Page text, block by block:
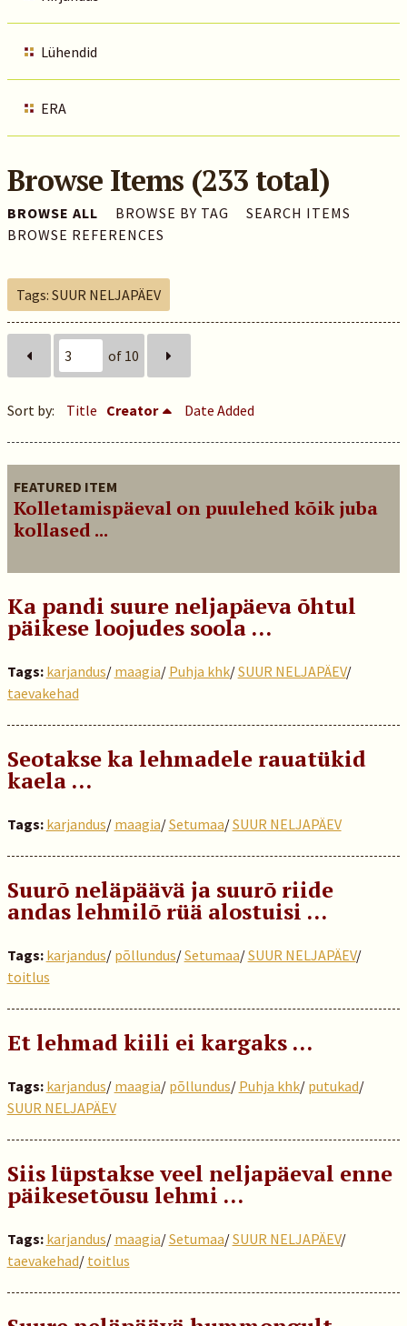
Lühendid
ERA
Browse Items (233 total)
BROWSE ALL BROWSE BY TAG
SEARCH ITEMS
BROWSE REFERENCES
Tags: SUUR NELJAPÄEV
of 10
Sort by: Title Creator Date Added
FEATURED ITEM
Kolletamispäeval on puulehed kõik juba
kollased ...
Ka pandi suure neljapäeva õhtul
päikese loojudes soola …
Tags: karjandus/ maagia/ Puhja khk/SUUR NELJAPÄEV/
taevakehad
Seotakse ka lehmadele rauatükid
kaela …
Tags: karjandus/ maagia/Setumaa/SUUR NELJAPÄEV
Suurõ neläpäävä ja suurõ riide
andas lehmilõ rüä alostuisi …
Tags: karjandus/ põllundus/Setumaa/SUUR NELJAPÄEV/
toitlus
Et lehmad kiili ei kargaks …
Tags: karjandus/ maagia/ põllundus/ Puhja khk/ putukad/
SUUR NELJAPÄEV
Siis lüpstakse veel neljapäeval enne
päikesetõusu lehmi …
Tags: karjandus/ maagia/Setumaa/SUUR NELJAPÄEV/
taevakehad/ toitlus